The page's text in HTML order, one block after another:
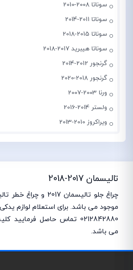
سوناتا 2008-2010
سوناتا 2011-2014
سوناتا 2015-2018
سوناتا هیبرید 2017-2018
گرنجور 2012-2014
گرنجور 2018-2020
ورنا 2003-2007
ولستر 2014-2016
ویراکروز 2010-2013
تالیسمان 2017-2018
0212842880 تماس حاصل
می باشد.